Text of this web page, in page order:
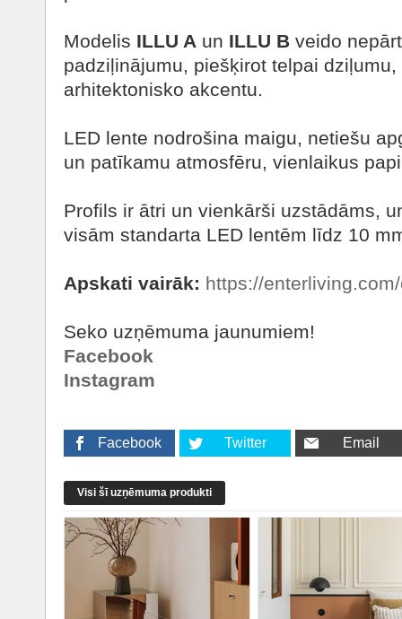
Modelis ILLU A un ILLU B veido
padziļinājumu, piešķirot telpai
arhitektonisko akcentu.
LED lente nodrošina maigu, netiešu
un patīkamu atmosfēru, vienlaikus
Profils ir ātri un vienkārši uzstādāms,
visām standarta LED lentēm līdz 10
Apskati vairāk: https://
Seko uzņēmuma jaunumiem!
Facebook
Instagram
Facebook Twitter Email
Visi šī uzņēmuma produkti